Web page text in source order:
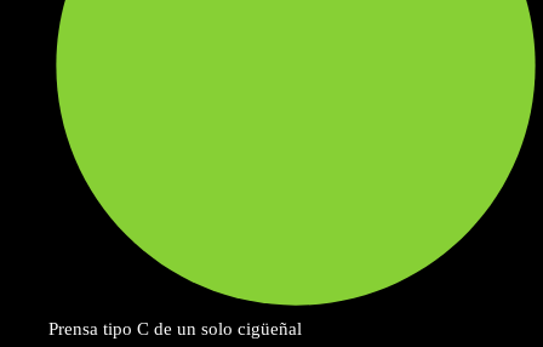
Prensa tipo C de un solo cigüeñal